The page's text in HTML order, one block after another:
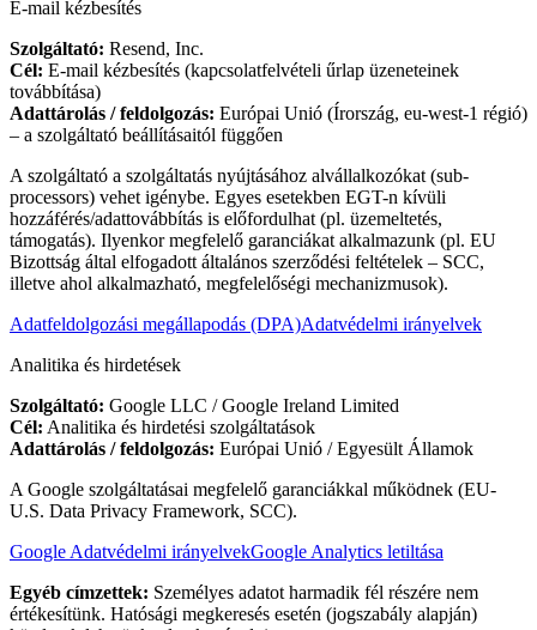
E-mail kézbesítés
Szolgáltató: Resend, Inc.
Cél: E-mail kézbesítés (kapcsolatfelvételi űrlap üzeneteinek
továbbítása)
Adattárolás / feldolgozás: Európai Unió (Írország, eu-west-1 régió)
– a szolgáltató beállításaitól függően
A szolgáltató a szolgáltatás nyújtásához alvállalkozókat (sub-
processors) vehet igénybe. Egyes esetekben EGT-n kívüli
hozzáférés/adattovábbítás is előfordulhat (pl. üzemeltetés,
támogatás). Ilyenkor megfelelő garanciákat alkalmazunk (pl. EU
Bizottság által elfogadott általános szerződési feltételek – SCC,
illetve ahol alkalmazható, megfelelőségi mechanizmusok).
Adatfeldolgozási megállapodás (DPA)Adatvédelmi irányelvek
Analitika és hirdetések
Szolgáltató: Google LLC / Google Ireland Limited
Cél: Analitika és hirdetési szolgáltatások
Adattárolás / feldolgozás: Európai Unió / Egyesült Államok
A Google szolgáltatásai megfelelő garanciákkal működnek (EU-
U.S. Data Privacy Framework, SCC).
Google Adatvédelmi irányelvekGoogle Analytics letiltása
Egyéb címzettek: Személyes adatot harmadik fél részére nem
értékesítünk. Hatósági megkeresés esetén (jogszabály alapján)